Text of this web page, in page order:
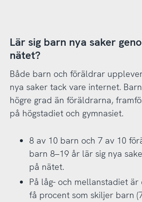
Lär sig barn nya saker
nätet?
Både barn och föräldrar
nya saker tack vare internet.
högre grad än föräldrarna,
på högstadiet och gymnasiet.
8 av 10 barn och 7 av 10
barn 8–19 år lär sig nya
på nätet.
På låg- och mellanstadiet
få procent som skiljer barn